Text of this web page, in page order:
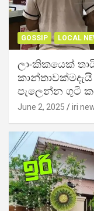
GOSSIP LOCAL
ලාංකිකයෙක්
පැලෙන්න ගුටි
June 2, 2025 iri